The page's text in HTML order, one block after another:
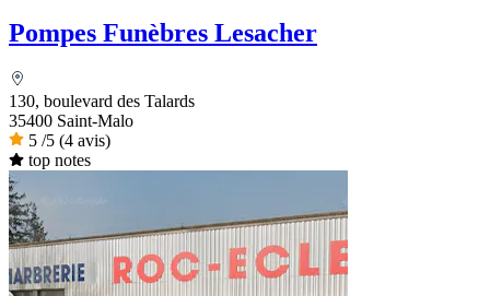
Pompes Funèbres Lesacher
130, boulevard des Talards
35400 Saint-Malo
5 /5 (4 avis)
top notes